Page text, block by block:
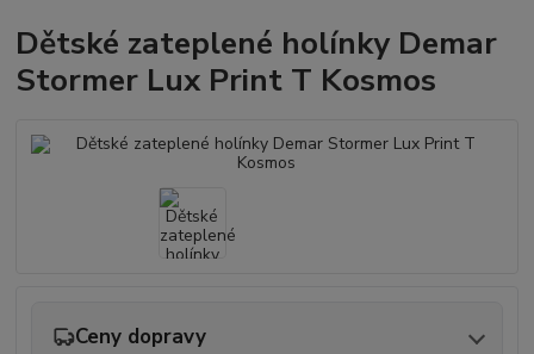
Dětské zateplené holínky Demar
Stormer Lux Print T Kosmos
Ceny dopravy